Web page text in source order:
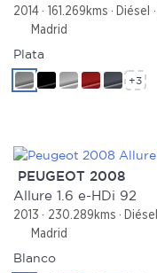
2014 161.269kms Diésel
Madrid
Plata
+3
PEUGEOT 2008
Allure 1.6 e-HDi 92
2013 230.289kms Diésel
Madrid
Blanco